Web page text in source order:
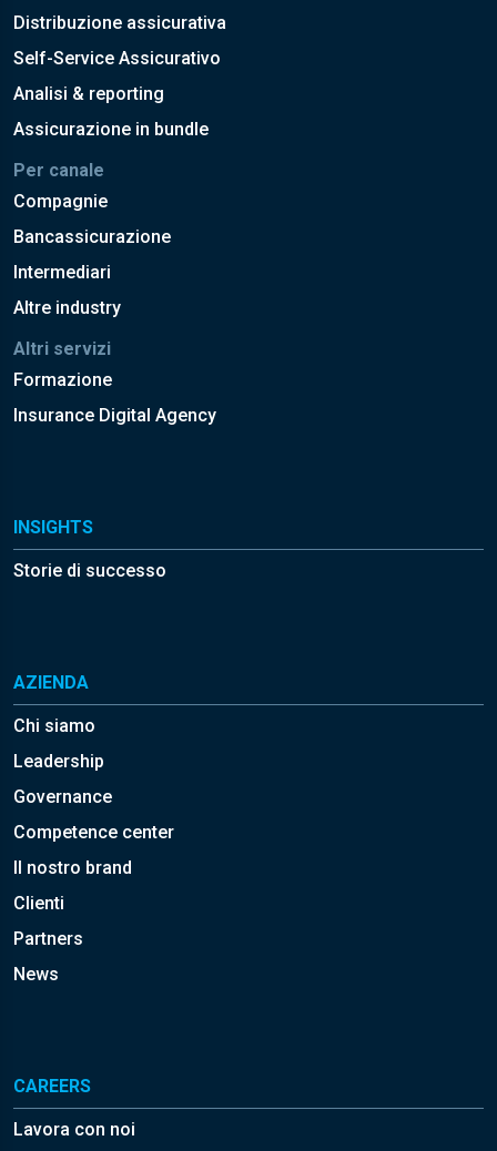
Distribuzione assicurativa
Self-Service Assicurativo
Analisi & reporting
Assicurazione in bundle
Per canale
Compagnie
Bancassicurazione
Intermediari
Altre industry
Altri servizi
Formazione
Insurance Digital Agency
INSIGHTS
Storie di successo
AZIENDA
Chi siamo
Leadership
Governance
Competence center
Il nostro brand
Clienti
Partners
News
CAREERS
Lavora con noi